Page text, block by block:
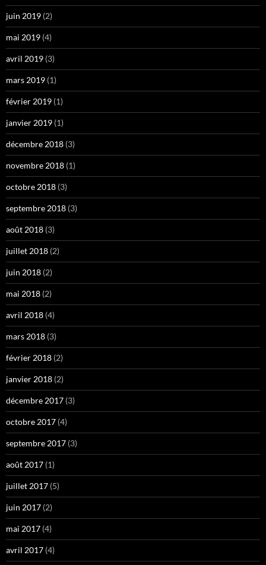
juin 2019 (2)
mai 2019 (4)
avril 2019 (3)
mars 2019 (1)
février 2019 (1)
janvier 2019 (1)
décembre 2018 (3)
novembre 2018 (1)
octobre 2018 (3)
septembre 2018 (3)
août 2018 (3)
juillet 2018 (2)
juin 2018 (2)
mai 2018 (2)
avril 2018 (4)
mars 2018 (3)
février 2018 (2)
janvier 2018 (2)
décembre 2017 (3)
octobre 2017 (4)
septembre 2017 (3)
août 2017 (1)
juillet 2017 (5)
juin 2017 (2)
mai 2017 (4)
avril 2017 (4)